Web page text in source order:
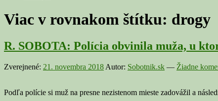
Viac v rovnakom štítku: drogy
R. SOBOTA: Polícia obvinila muža, u
Zverejnené: 21. novembra 2018 Autor: Sobotnik.sk — Žiadne
Podľa polície si muž na presne nezistenom mieste zadovážil a